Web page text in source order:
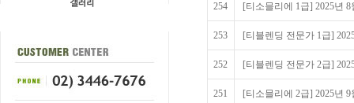
254 [티소믈리에 1급] 2025년
253 [티블렌딩 전문가 1급]
252 [티블렌딩 전문가 2급]
251 [티소믈리에 2급] 2025년